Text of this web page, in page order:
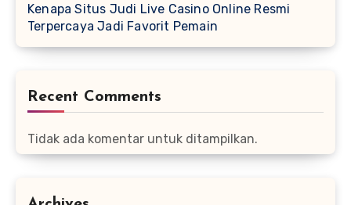
Kenapa Situs Judi Live Casino Online Resmi
Terpercaya Jadi Favorit Pemain
Recent Comments
Tidak ada komentar untuk ditampilkan.